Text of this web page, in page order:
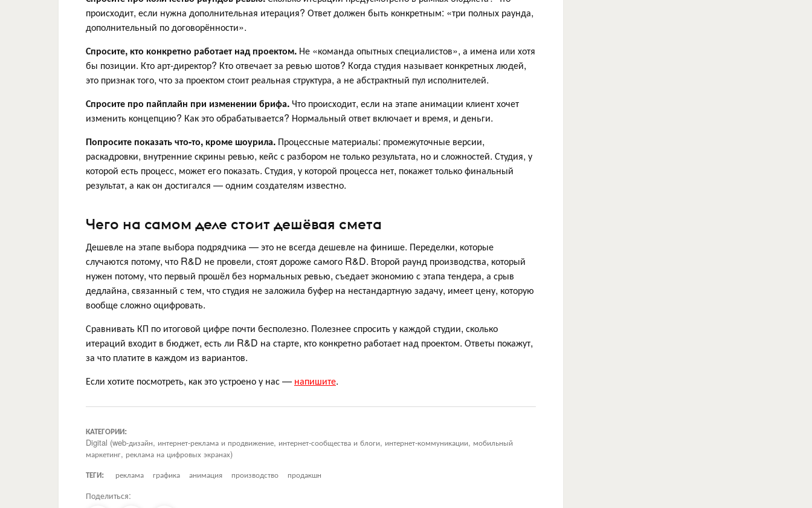
происходит, если нужна дополнительная итерация? Ответ должен быть конкретным: «три полных раунда,
дополнительный по договорённости».
Спросите, кто конкретно работает над проектом. Не «команда опытных специалистов», а имена или хотя
бы позиции. Кто арт-директор? Кто отвечает за ревью шотов? Когда студия называет конкретных людей,
это признак того, что за проектом стоит реальная структура, а не абстрактный пул исполнителей.
Спросите про пайплайн при изменении брифа.Что происходит, если на этапе анимации клиент хочет
изменить концепцию? Как это обрабатывается? Нормальный ответ включает и время, и деньги.
Попросите показать что-то, кроме шоурила. Процессные материалы: промежуточные версии,
раскадровки, внутренние скрины ревью, кейс с разбором не только результата, но и сложностей. Студия, у
которой есть процесс, может его показать. Студия, у которой процесса нет, покажет только финальный
результат, а как он достигался — одним создателям известно.
Чего на самом деле стоит дешёвая смета
Дешевле на этапе выбора подрядчика — это не всегда дешевле на финише. Переделки, которые
случаются потому, что R&D не провели, стоят дороже самого R&D. Второй раунд производства, который
нужен потому, что первый прошёл без нормальных ревью, съедает экономию с этапа тендера, а срыв
дедлайна, связанный с тем, что студия не заложила буфер на нестандартную задачу, имеет цену, которую
вообще сложно оцифровать.
Сравнивать КП по итоговой цифре почти бесполезно. Полезнее спросить у каждой студии, сколько
итераций входит в бюджет, есть ли R&D на старте, кто конкретно работает над проектом. Ответы покажут,
за что платите в каждом из вариантов.
Если хотите посмотреть, как это устроено у нас — напишите.
КАТЕГОРИИ:
Digital (web-дизайн, интернет-реклама и продвижение, интернет-сообщества и блоги, интернет-коммуникации, мобильный
маркетинг, реклама на цифровых экранах)
ТЕГИ:
реклама графика анимация производство продакшн
Поделиться: